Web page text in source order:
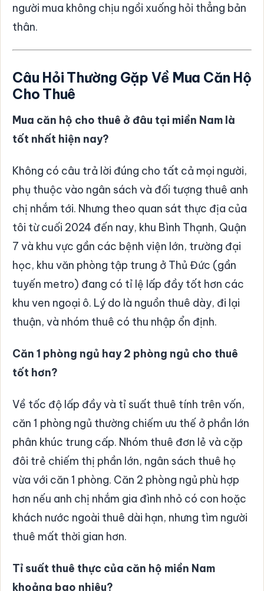
người mua không chịu ngồi xuống hỏi thẳng bản
thân.
Câu Hỏi Thường Gặp Về Mua Căn Hộ
Cho Thuê
Mua căn hộ cho thuê ở đâu tại miền Nam là
tốt nhất hiện nay?
Không có câu trả lời đúng cho tất cả mọi người,
phụ thuộc vào ngân sách và đối tượng thuê anh
chị nhắm tới. Nhưng theo quan sát thực địa của
tôi từ cuối 2024 đến nay, khu Bình Thạnh, Quận
7 và khu vực gần các bệnh viện lớn, trường đại
học, khu văn phòng tập trung ở Thủ Đức (gần
tuyến metro) đang có tỉ lệ lấp đầy tốt hơn các
khu ven ngoại ô. Lý do là nguồn thuê dày, đi lại
thuận, và nhóm thuê có thu nhập ổn định.
Căn 1 phòng ngủ hay 2 phòng ngủ cho thuê
tốt hơn?
Về tốc độ lấp đầy và tỉ suất thuê tính trên vốn,
căn 1 phòng ngủ thường chiếm ưu thế ở phần lớn
phân khúc trung cấp. Nhóm thuê đơn lẻ và cặp
đôi trẻ chiếm thị phần lớn, ngân sách thuê họ
vừa với căn 1 phòng. Căn 2 phòng ngủ phù hợp
hơn nếu anh chị nhắm gia đình nhỏ có con hoặc
khách nước ngoài thuê dài hạn, nhưng tìm người
thuê mất thời gian hơn.
Tỉ suất thuê thực của căn hộ miền Nam
khoảng bao nhiêu?